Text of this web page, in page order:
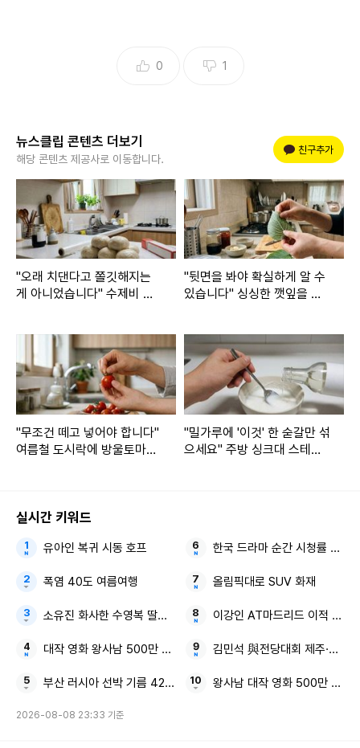
0 1
뉴스클립 콘텐츠 더보기
해당 콘텐츠 제공사로 이동합니다.
친구추가
"오래 치댄다고 쫄깃해지는
게 아니었습니다" 수제비 밀
"뒷면을 봐야 확실하게 알 수
있습니다" 싱싱한 깻잎을 한
"무조건 떼고 넣어야 합니다"
여름철 도시락에 방울토마토
"밀가루에 '이것' 한 숟갈만 섞
으세요" 주방 싱크대 스테인
실시간 키워드
유아인 복귀 시동 호프
폭염 40도 여름여행
소유진 화사한 수영복 딸과 함께한 행복한 여름
대작 영화 왕사남 500만 관객
부산 러시아 선박 기름 425ℓ 유출
한국 드라마 순간 시청률 MBC
올림픽대로 SUV 화재
이강인 AT마드리드 이적 이유
김민석 與전당대회 제주·인천
왕사남 대작 영화 500만 관객
2026-08-08 23:33 기준